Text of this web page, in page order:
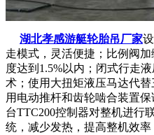
湖北孝感游艇轮胎吊厂家
走模式，灵活便捷；比例阀
度达到1.5%以内；闭式行走
术；使用大扭矩液压马达代
用电动推杆和齿轮啮合装置
台TTC200控制器对整机进行
统，减少发热，提高整机效